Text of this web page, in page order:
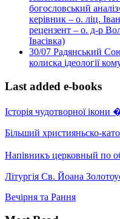
богословський
керівник – о. ліц.
рецензент – о. д-р
Івасівка)
30/07 Радянський
колиска ідеології
Last added e-books
Історія чудотворної ікони
Більший християньско-
Напівникъ церковный по
Літургія Св. Йоана
Вечірня та Рання